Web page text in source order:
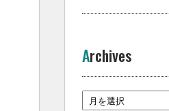
Archives